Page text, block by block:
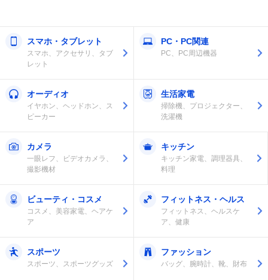
スマホ・タブレット
スマホ、アクセサリ、タブ
レット
PC・PC関連
PC、PC周辺機器
オーディオ
イヤホン、ヘッドホン、ス
ピーカー
生活家電
掃除機、プロジェクター、
洗濯機
カメラ
一眼レフ、ビデオカメラ、
撮影機材
キッチン
キッチン家電、調理器具、
料理
ビューティ・コスメ
コスメ、美容家電、ヘアケ
ア
フィットネス・ヘルス
フィットネス、ヘルスケ
ア、健康
スポーツ
スポーツ、スポーツグッズ
ファッション
バッグ、腕時計、靴、財布